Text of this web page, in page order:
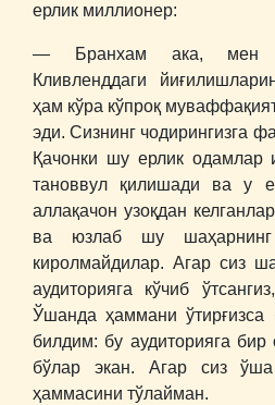
ерлик миллионер:
― Бранхам ака, мен
Кливленддаги
ҳам кўра кўпроқ
эди. Сизнинг чодирингизга
Қачонки шу ерлик одамлар
тановвул қилишади ва у
аллақачон узоқдан
ва юзлаб шу
киролмайдилар. Агар сиз
аудиторияга кўчиб
Ўшанда ҳаммани
билдим: бу аудиторияга
бўлар экан. Агар сиз
ҳаммасини тўлайман.